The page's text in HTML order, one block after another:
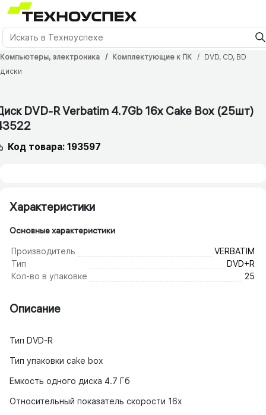
Компьютеры, электроника Комплектующие к ПК
DVD, CD, BD
диски
DVD-R Verbatim 4.7Gb 16x Cake Box (25шт)
Код товара: 193597
Характеристики
Основные характеристики
Производитель
VERBATIM
Тип
DVD+R
Кол-во в упаковке
25
Описание
Тип DVD-R
Тип упаковки cake box
Емкость одного диска 4.7 Гб
Относительный показатель скорости 16x